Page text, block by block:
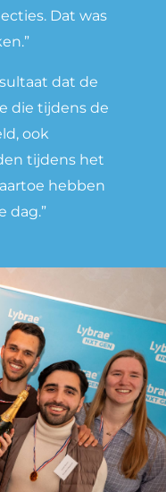
Dat was
dat de
die tijdens de
ook
tijdens het
hebben
dag.”